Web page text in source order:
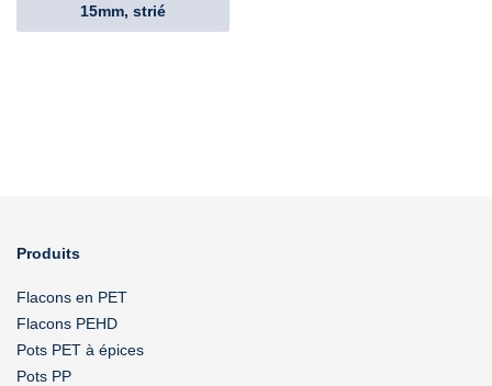
15mm, strié
Produits
Flacons en PET
Flacons PEHD
Pots PET à épices
Pots PP